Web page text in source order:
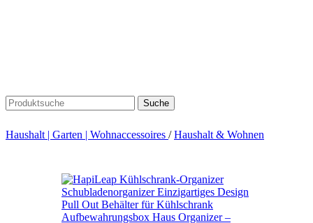
Suche
Haushalt | Garten | Wohnaccessoires / Haushalt & Wohnen